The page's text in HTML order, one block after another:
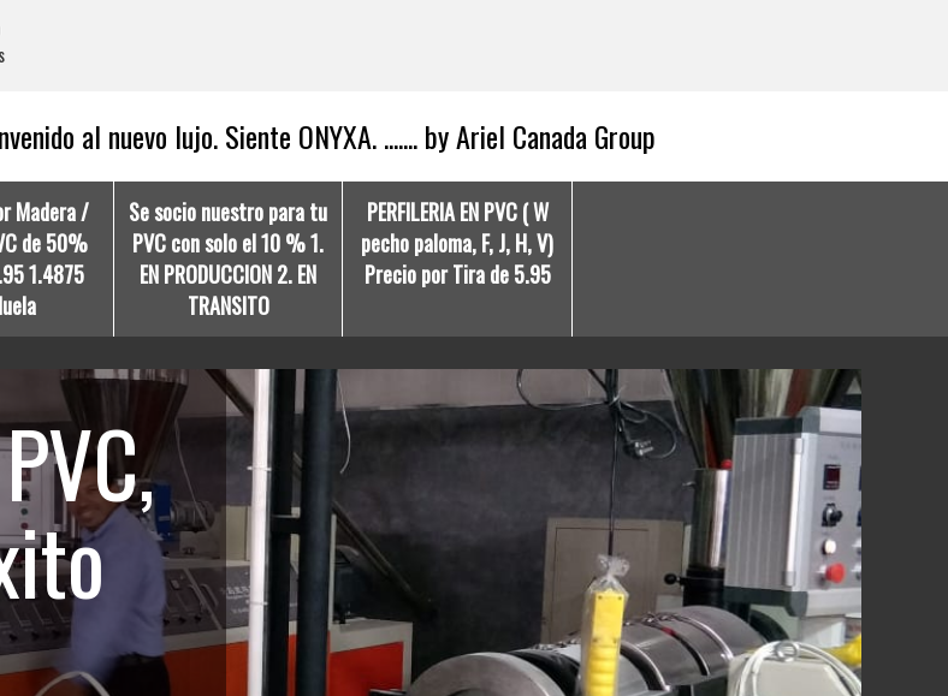
al nuevo lujo. Siente ONYXA. ....... by Ariel Canada Group
Madera /
de 50%
1.4875
Se socio nuestro para tu
PVC con solo el 10 % 1.
EN PRODUCCION 2. EN
TRANSITO
PERFILERIA EN PVC ( W
pecho paloma, F, J, H, V)
Precio por Tira de 5.95